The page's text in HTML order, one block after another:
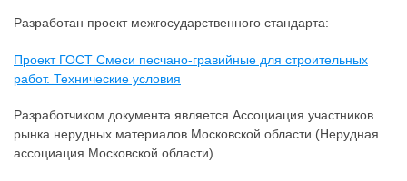
Разработан проект межгосударственного стандарта:
Проект ГОСТ Смеси песчано-гравийные для строительных
работ. Технические условия
Разработчиком документа является Ассоциация участников
рынка нерудных материалов Московской области (Нерудная
ассоциация Московской области).